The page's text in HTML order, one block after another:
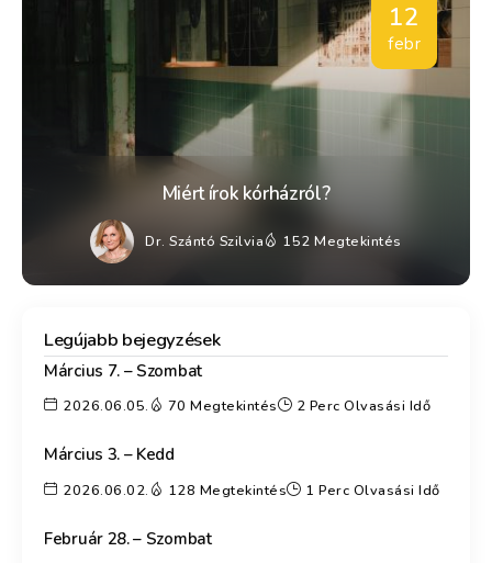
Miért írok kórházról?
Dr. Szántó Szilvia 152 Megtekintés
12
febr
Legújabb bejegyzések
Március 7. – Szombat
2026.06.05. 70 Megtekintés 2 Perc Olvasási Idő
Március 3. – Kedd
2026.06.02. 128 Megtekintés 1 Perc Olvasási Idő
Február 28. – Szombat